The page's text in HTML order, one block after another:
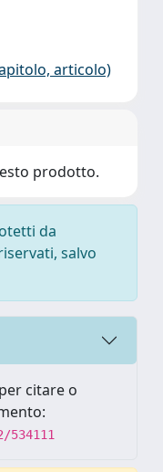
articolo)
prodotto.
da
salvo
citare o